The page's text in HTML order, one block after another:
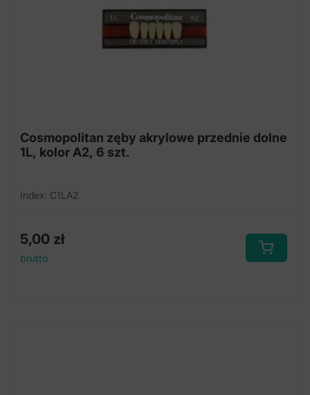
Cosmopolitan zęby akrylowe przednie dolne
1L, kolor A2, 6 szt.
Index: C1LA2
5,00 zł
brutto